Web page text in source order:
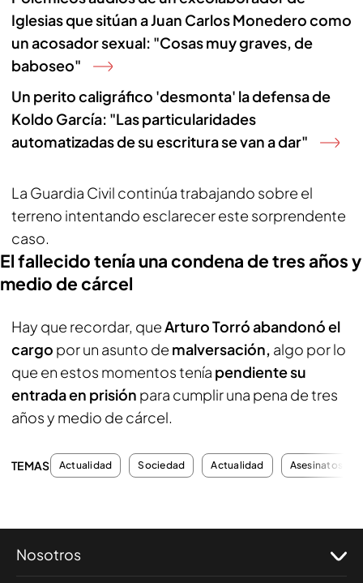
Iglesias que sitúan a Juan Carlos Monedero como
un acosador sexual: "Cosas muy graves, de
baboseo"
Un perito caligráfico 'desmonta' la defensa de
Koldo García: "Las particularidades
automatizadas de su escritura se van a dar"
La Guardia Civil continúa trabajando sobre el
terreno intentando esclarecer este sorprendente
caso.
El fallecido tenía una condena de tres años y
medio de cárcel
Hay que recordar, queArturo Torró abandonó el
cargo por un asunto de malversación, algo por lo
que en estos momentos tenía pendiente su
entrada en prisión para cumplir una pena de tres
años y medio de cárcel.
TEMAS Actualidad Sociedad Actualidad Asesinatos
Nosotros